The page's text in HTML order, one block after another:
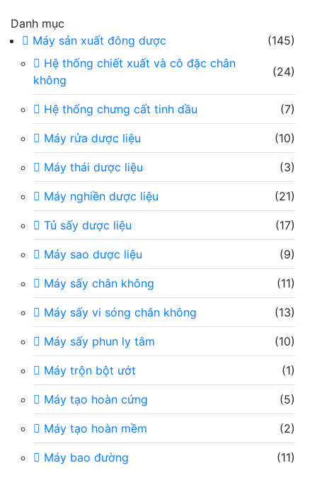
Danh mục
Máy sản xuất đông dược
(145)
Hệ thống chiết xuất và cô đặc chân
không
(24)
Hệ thống chưng cất tinh dầu (7)
Máy rửa dược liệu (10)
Máy thái dược liệu (3)
Máy nghiền dược liệu (21)
Tủ sấy dược liệu (17)
Máy sao dược liệu (9)
Máy sấy chân không (11)
Máy sấy vi sóng chân không (13)
Máy sấy phun ly tâm (10)
Máy trộn bột ướt (1)
Máy tạo hoàn cứng (5)
Máy tạo hoàn mềm (2)
Máy bao đường
(11)